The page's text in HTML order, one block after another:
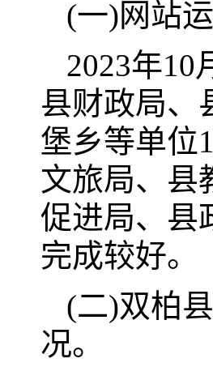
(一)网站
2023年10
县财政局、
堡乡等单位
文旅局、县
促进局、县
完成较好。
(二)双柏
况。